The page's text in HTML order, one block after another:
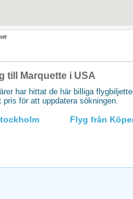
till Marquette i USA
har hittat de här billiga
pris för att uppdatera sökningen.
Flyg från